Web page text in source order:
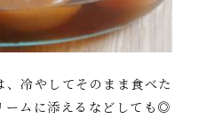
冷やしてそのまま食べた
ームに添えるなどしても◎